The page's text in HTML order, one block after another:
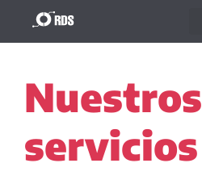
Nuestros
servicios